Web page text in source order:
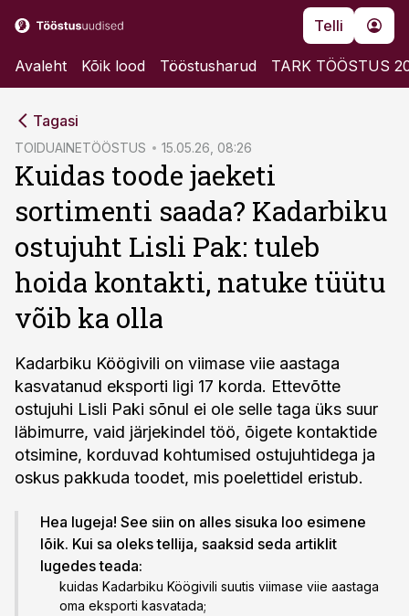
Telli
Avaleht Kõik lood Tööstusharud TARK TÖÖSTUS
Tagasi
TOIDUAINETÖÖSTUS 15.05.26, 08:26
Kuidas toode jaeketi
sortimenti saada? Kadarbiku
ostujuht Lisli Pak: tuleb
hoida kontakti, natuke tüütu
võib ka olla
Kadarbiku Köögivili on viimase viie aastaga
kasvatanud eksporti ligi 17 korda. Ettevõtte
ostujuhi Lisli Paki sõnul ei ole selle taga üks suur
läbimurre, vaid järjekindel töö, õigete kontaktide
otsimine, korduvad kohtumised ostujuhtidega ja
oskus pakkuda toodet, mis poelettidel eristub.
Hea lugeja! See siin on alles sisuka loo esimene
lõik. Kui sa oleks tellija, saaksid seda artiklit
lugedes teada:
kuidas Kadarbiku Köögivili suutis viimase viie aastaga
oma eksporti kasvatada;